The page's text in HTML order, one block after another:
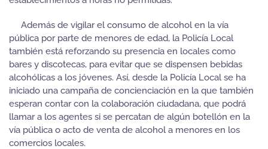
Además de vigilar el consumo de alcohol en la vía
pública por parte de menores de edad, la Policía Local
también está reforzando su presencia en locales como
bares y discotecas, para evitar que se dispensen bebidas
alcohólicas a los jóvenes. Así, desde la Policía Local se ha
iniciado una campaña de concienciación en la que también
esperan contar con la colaboración ciudadana, que podrá
llamar a los agentes si se percatan de algún botellón en la
vía pública o acto de venta de alcohol a menores en los
comercios locales.